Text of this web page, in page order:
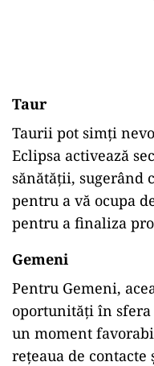
Taur
Taurii pot simți
Eclipsa activează
sănătății, sugerând
pentru a vă ocupa
pentru a finaliza
Gemeni
Pentru Gemeni,
oportunități în sfera
un moment
rețeaua de